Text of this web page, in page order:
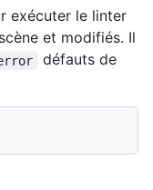
exécuter le linter
et modifiés. Il
défauts de